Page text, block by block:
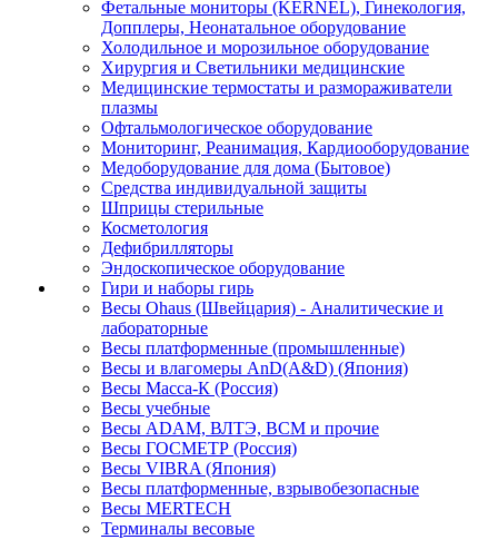
Фетальные мониторы (KERNEL), Гинекология,
Допплеры, Неонатальное оборудование
Холодильное и морозильное оборудование
Хирургия и Светильники медицинские
Медицинские термостаты и размораживатели
плазмы
Офтальмологическое оборудование
Мониторинг, Реанимация, Кардиооборудование
Медоборудование для дома (Бытовое)
Средства индивидуальной защиты
Шприцы стерильные
Косметология
Дефибрилляторы
Эндоскопическое оборудование
Гири и наборы гирь
Весы Ohaus (Швейцария) - Аналитические и
лабораторные
Весы платформенные (промышленные)
Весы и влагомеры AnD(A&D) (Япония)
Весы Масса-К (Россия)
Весы учебные
Весы ADAM, ВЛТЭ, BCM и прочие
Весы ГОСМЕТР (Россия)
Весы VIBRA (Япония)
Весы платформенные, взрывобезопасные
Весы MERTECH
Терминалы весовые